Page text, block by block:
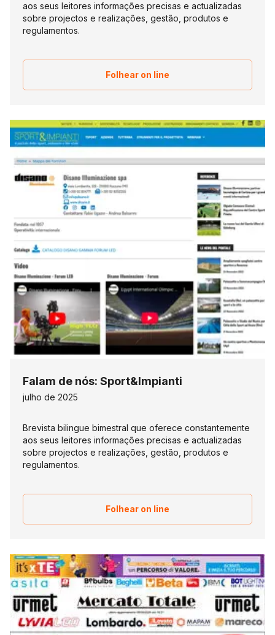
aos seus leitores informações precisas e actualizadas
sobre projectos e realizações, gestão, produtos e
regulamentos.
Folhear on line
Falam de nós: Sport&Impianti
julho de 2025
Brevista bilingue bimestral que oferece constantemente
aos seus leitores informações precisas e actualizadas
sobre projectos e realizações, gestão, produtos e
regulamentos.
Folhear on line